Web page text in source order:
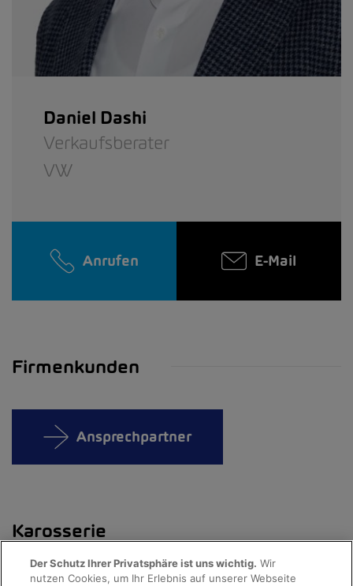
Daniel Dashi
Verkaufsberater
VW
Anrufen E-Mail
Firmenkunden
Ansprechpartner
Karosserie
Der Schutz Ihrer Privatsphäre ist uns wichtig. Wir
nutzen Cookies, um Ihr Erlebnis auf unserer Webseite